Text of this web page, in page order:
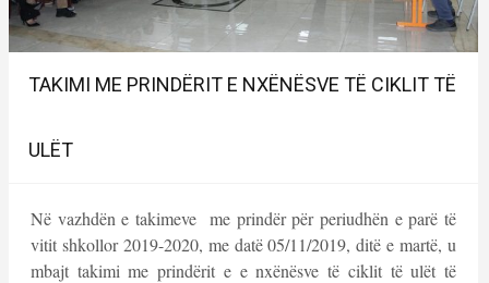
TAKIMI ME PRINDËRIT E NXËNËSVE TË CIKLIT TË
ULËT
Në vazhdën e takimeve me prindër për periudhën e parë të
vitit shkollor 2019-2020, me datë 05/11/2019, ditë e martë, u
mbajt takimi me prindërit e e nxënësve të ciklit të ulët të